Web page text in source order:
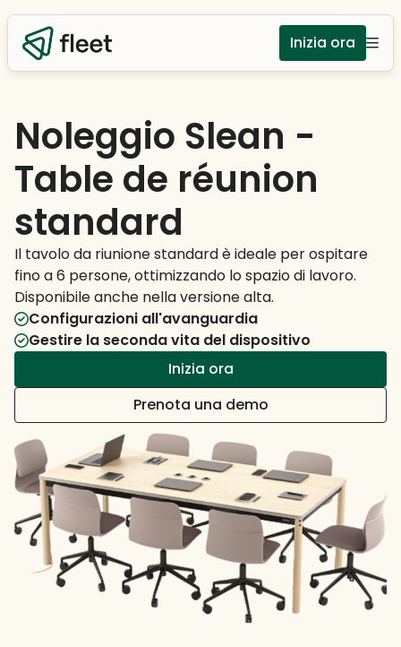
Inizia ora
Noleggio Slean -
Table de réunion
standard
Il tavolo da riunione standard è ideale per ospitare
fino a 6 persone, ottimizzando lo spazio di lavoro.
Disponibile anche nella versione alta.
Configurazioni all'avanguardia
Gestire la seconda vita del dispositivo
Inizia ora
Prenota una demo